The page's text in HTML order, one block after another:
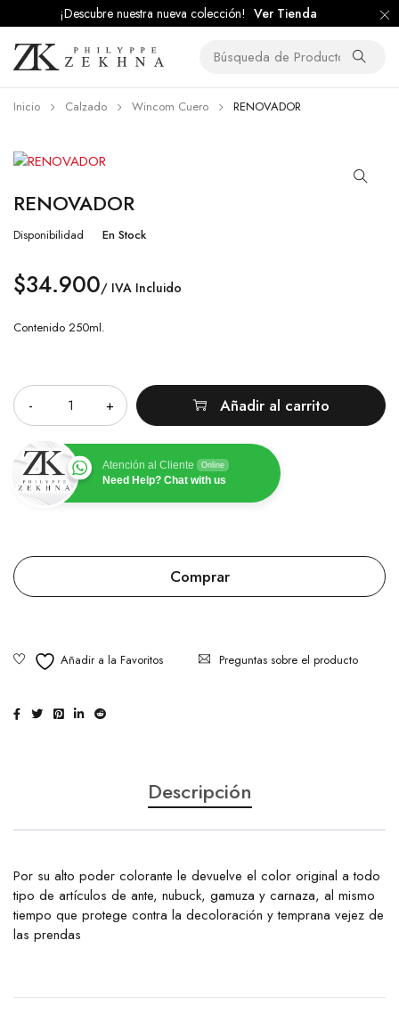
¡Descubre nuestra nueva colección! Ver Tienda
Inicio Calzado Wincom Cuero RENOVADOR
RENOVADOR
Disponibilidad En Stock
$34.900/ IVA Incluido
Contenido 250ml.
Añadir al carrito
Atención al Cliente Online
Need Help? Chat with us
Comprar
Preguntas sobre el producto
Descripción
Por su alto poder colorante le devuelve el color original a todo
tipo de artículos de ante, nubuck, gamuza y carnaza, al mismo
tiempo que protege contra la decoloración y temprana vejez de
las prendas